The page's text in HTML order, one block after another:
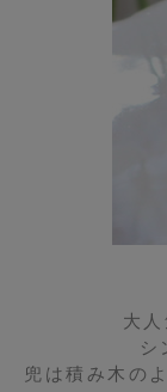
大
シ
兜は積み木の